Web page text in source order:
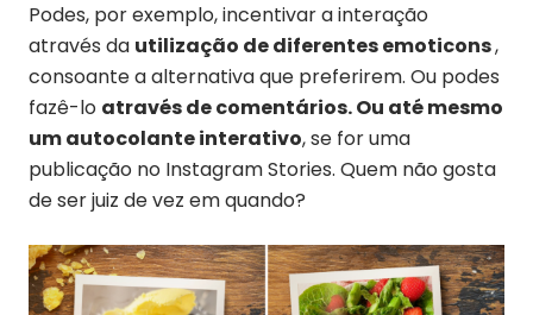
Podes, por exemplo, incentivar a interação
através da utilização de diferentes emoticons,
consoante a alternativa que preferirem. Ou podes
fazê-lo através de comentários. Ou até mesmo
um autocolante interativo, se for uma
publicação no Instagram Stories. Quem não gosta
de ser juiz de vez em quando?